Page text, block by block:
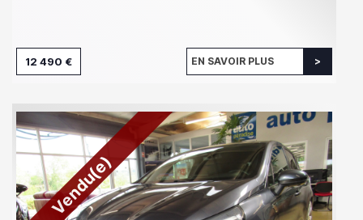
12 490 € EN SAVOIR PLUS
Vendu(e)